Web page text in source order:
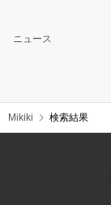
ニュース
Mikiki 検索結果